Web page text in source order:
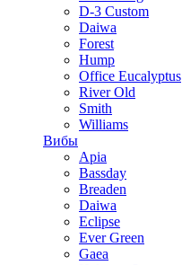
D-3 Custom
Daiwa
Forest
Hump
Office Eucalyptus
River Old
Smith
Williams
Вибы
Apia
Bassday
Breaden
Daiwa
Eclipse
Ever Green
Gaea